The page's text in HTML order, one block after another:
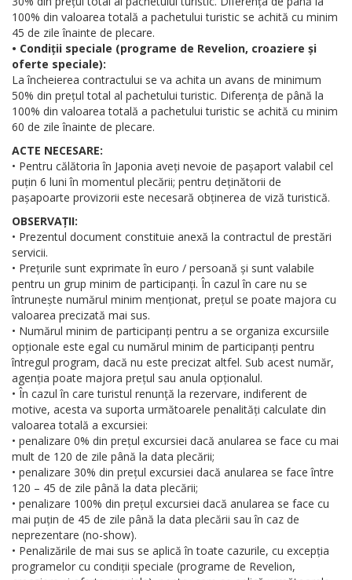
100% din valoarea totală a pachetului turistic se achită cu minim
45 de zile înainte de plecare.
• Condiții speciale (programe de Revelion, croaziere și
oferte speciale):
La încheierea contractului se va achita un avans de minimum
50% din prețul total al pachetului turistic. Diferența de până la
100% din valoarea totală a pachetului turistic se achită cu minim
60 de zile înainte de plecare.
ACTE NECESARE:
• Pentru călătoria în Japonia aveți nevoie de pașaport valabil cel
puțin 6 luni în momentul plecării; pentru deținătorii de
pașapoarte provizorii este necesară obținerea de viză turistică.
OBSERVAȚII:
• Prezentul document constituie anexă la contractul de prestări
servicii.
• Prețurile sunt exprimate în euro / persoană și sunt valabile
pentru un grup minim de participanți. În cazul în care nu se
întrunește numărul minim menționat, prețul se poate majora cu
valoarea precizată mai sus.
• Numărul minim de participanți pentru a se organiza excursiile
opționale este egal cu numărul minim de participanți pentru
întregul program, dacă nu este precizat altfel. Sub acest număr,
agenția poate majora prețul sau anula opționalul.
• În cazul în care turistul renunță la rezervare, indiferent de
motive, acesta va suporta următoarele penalități calculate din
valoarea totală a excursiei:
• penalizare 0% din prețul excursiei dacă anularea se face cu mai
mult de 120 de zile până la data plecării;
• penalizare 30% din prețul excursiei dacă anularea se face între
120 – 45 de zile până la data plecării;
• penalizare 100% din prețul excursiei dacă anularea se face cu
mai puțin de 45 de zile până la data plecării sau în caz de
neprezentare (no-show).
• Penalizările de mai sus se aplică în toate cazurile, cu excepția
programelor cu condiții speciale (programe de Revelion,